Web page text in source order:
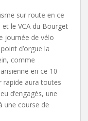
sur route en ce
et le VCA du Bourget
journée de vélo
d’orgue la
comme
en ce 10
rapide aura toutes
d’engagés, une
une course de